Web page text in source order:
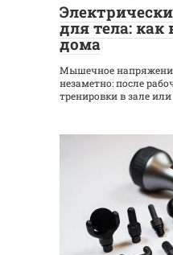
для тела:
дома
Мышечное
незаметно: после
тренировки в зале